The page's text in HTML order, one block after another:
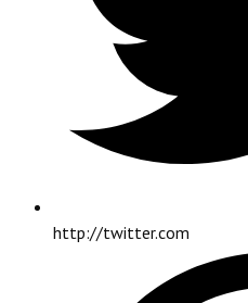
http://twitter.com